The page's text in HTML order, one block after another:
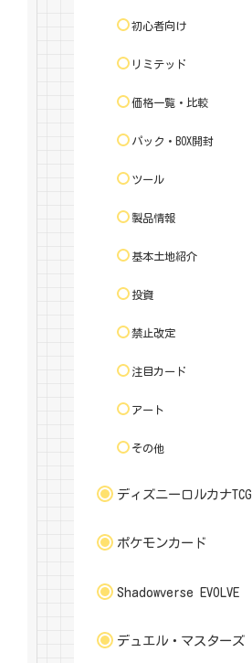
初心者向け
リミテッド
価格一覧・比較
パック・BOX開封
ツール
製品情報
基本土地紹介
投資
禁止改定
注目カード
アート
その他
ディズニーロルカナTCG
ポケモンカード
Shadowverse EVOLVE
デュエル・マスターズ